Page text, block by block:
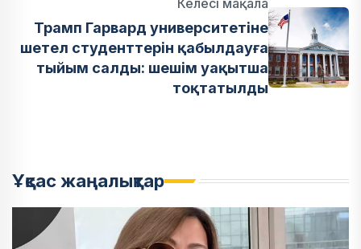
Келесі мақала
Трамп Гарвард университетіне
шетел студенттерін қабылдауға
тыйым салды: шешім уақытша
тоқтатылды
Ұқсас жаңалықтар